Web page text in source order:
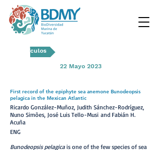
Artículos
22 Mayo 2023
First record of the epiphyte sea anemone Bunodeopsis
pelagica in the Mexican Atlantic
Ricardo González-Muñoz, Judith Sánchez-Rodríguez,
Nuno Simões, José Luis Tello-Musi and Fabián H.
Acuña
ENG
Bunodeopsis pelagicais one of the few species of sea